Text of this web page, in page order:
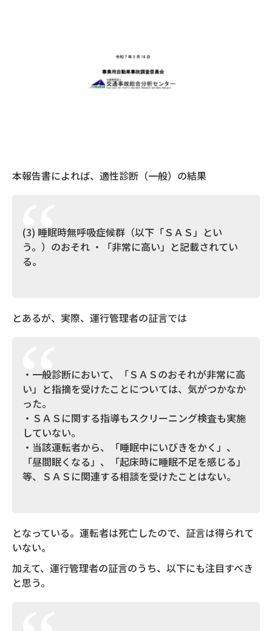
本報告書によれば、適性診断（一般）の結果
(3) 睡眠時無呼吸症候群（以下「ＳＡＳ」とい
う。）のおそれ ・「非常に高い」と記載されてい
る。
とあるが、実際、運行管理者の証言では
・一般診断において、「ＳＡＳのおそれが非常に高
い」と指摘を受けたことについては、気がつかなか
った。
・ＳＡＳに関する指導もスクリーニング検査も実施
していない。
・当該運転者から、「睡眠中にいびきをかく」、
「昼間眠くなる」、「起床時に睡眠不足を感じる」
等、ＳＡＳに関連する相談を受けたことはない。
となっている。運転者は死亡したので、証言は得られて
いない。
加えて、運行管理者の証言のうち、以下にも注目すべき
と思う。